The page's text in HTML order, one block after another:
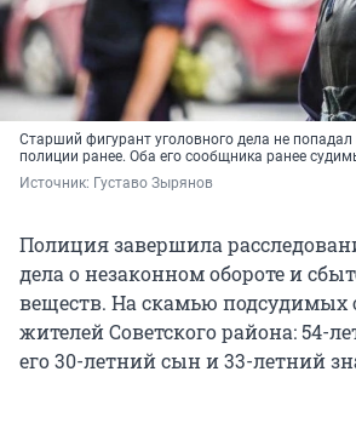
Старший фигурант уголовного дела не попадал
полиции ранее. Оба его сообщника ранее
Источник: Густаво Зырянов
Полиция завершила
дела о незаконном обороте и
веществ. На скамью подсудимых
жителей Советского района: 54-
его 30-летний сын и 33-летний